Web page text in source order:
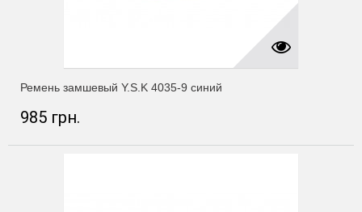
Ремень замшевый Y.S.K 4035-9 синий
985 грн.